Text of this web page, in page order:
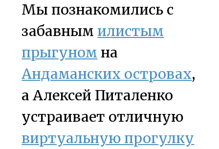
Мы познакомились с
забавным илистым
прыгуном на
Андаманских островах,
а Алексей Питаленко
устраивает отличную
виртуальную прогулку